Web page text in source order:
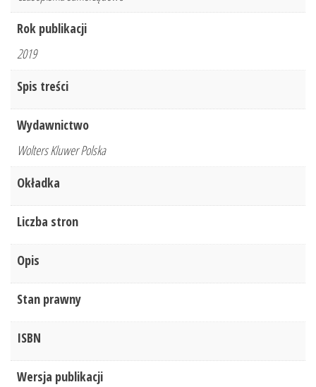
Rok publikacji
2019
Spis treści
Wydawnictwo
Wolters Kluwer Polska
Okładka
Liczba stron
Opis
Stan prawny
ISBN
Wersja publikacji